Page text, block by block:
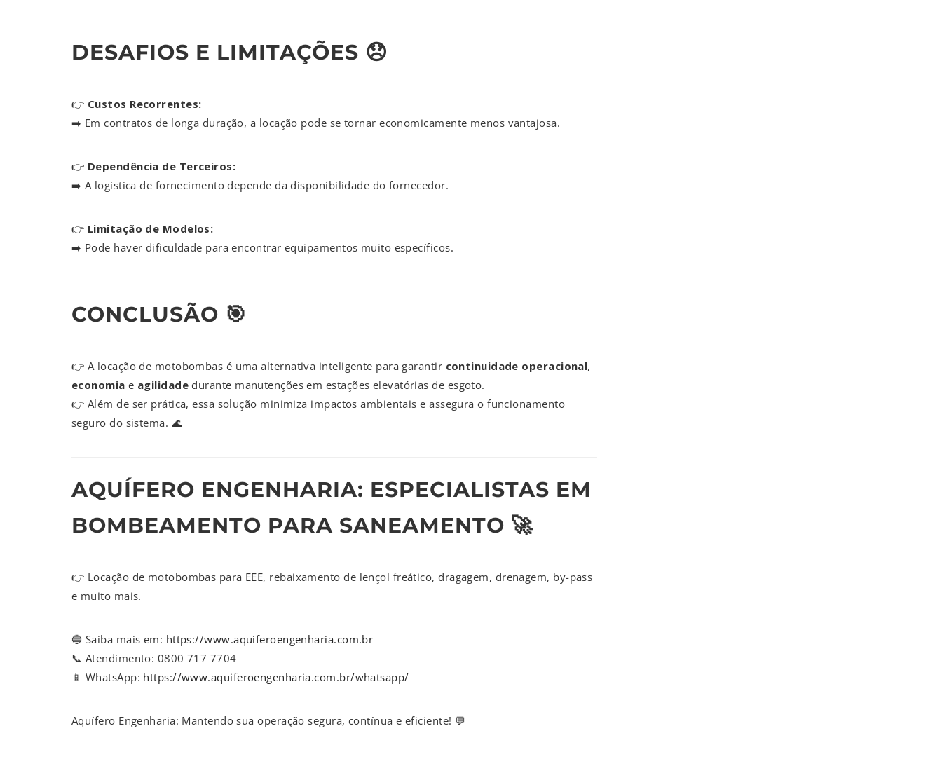
DESAFIOS E LIMITAÇÕES 😞
👉 Custos Recorrentes:
➡️ Em contratos de longa duração, a locação pode se tornar economicamente menos vantajosa.
👉 Dependência de Terceiros:
➡️ A logística de fornecimento depende da disponibilidade do fornecedor.
👉 Limitação de Modelos:
➡️ Pode haver dificuldade para encontrar equipamentos muito específicos.
CONCLUSÃO 🎯
👉 A locação de motobombas é uma alternativa inteligente para garantir continuidade operacional,
economia e agilidade durante manutenções em estações elevatórias de esgoto.
👉 Além de ser prática, essa solução minimiza impactos ambientais e assegura o funcionamento
seguro do sistema. 🌊
AQUÍFERO ENGENHARIA: ESPECIALISTAS EM
BOMBEAMENTO PARA SANEAMENTO 🚀
👉 Locação de motobombas para EEE, rebaixamento de lençol freático, dragagem, drenagem, by-pass
e muito mais.
🔵 Saiba mais em: https://www.aquiferoengenharia.com.br
📞 Atendimento: 0800 717 7704
📱 WhatsApp: https://www.aquiferoengenharia.com.br/whatsapp/
Aquífero Engenharia: Mantendo sua operação segura, contínua e eficiente! 💬